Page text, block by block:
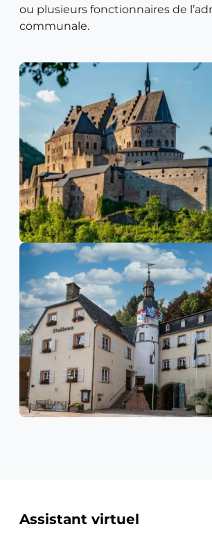
ou plusieurs fonctionnaires de
communale.
Ressources
Assistant virtuel